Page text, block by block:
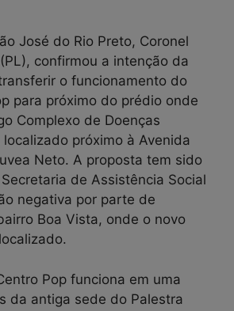
José do Rio Preto, Coronel
confirmou a intenção da
o funcionamento do
para próximo do prédio onde
Complexo de Doenças
localizado próximo à Avenida
Neto. A proposta tem sido
de Assistência Social
negativa por parte de
Boa Vista, onde o novo
Pop funciona em uma
da antiga sede do Palestra